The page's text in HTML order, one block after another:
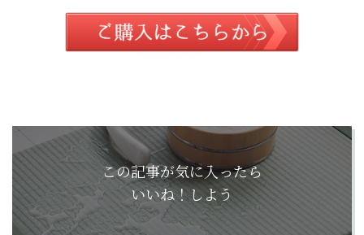
この記事が気に入ったら
いいね！しよう